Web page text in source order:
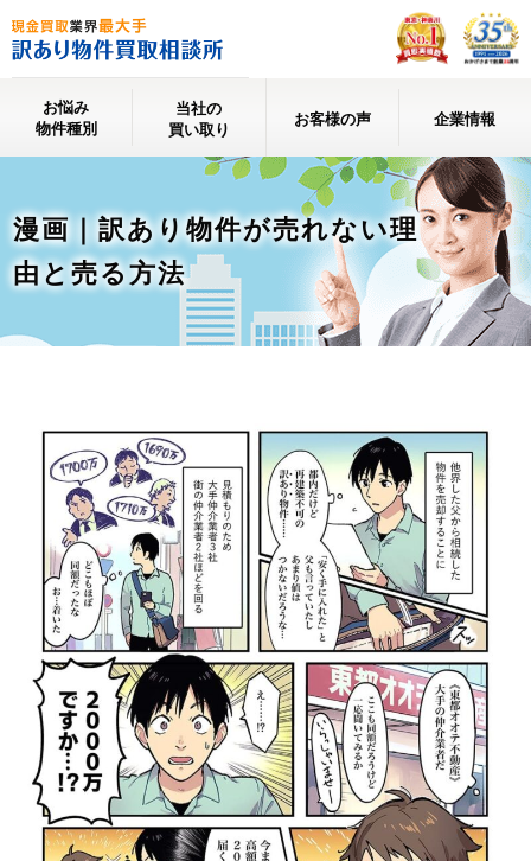
お悩み
物件種別
当社の
買い取り
お客様の声 企業情報
漫画｜訳あり物件が売れない理
由と売る方法